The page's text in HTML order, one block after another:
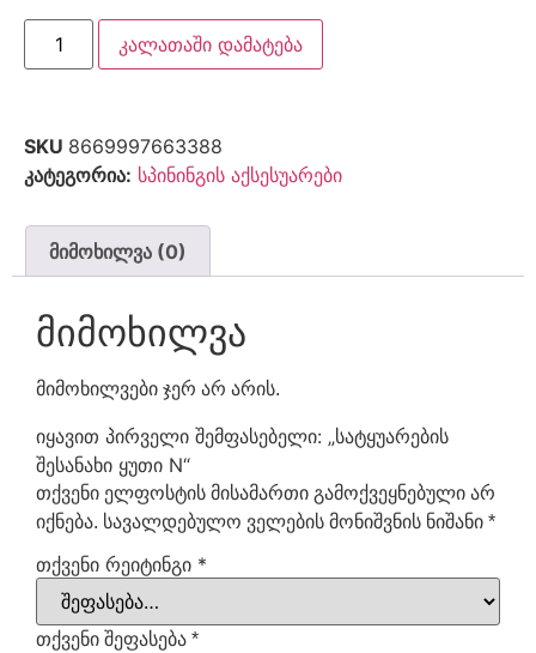
კალათაში დამატება
SKU 8669997663388
კატეგორია: სპინინგის აქსესუარები
მიმოხილვა (0)
მიმოხილვა
მიმოხილვები ჯერ არ არის.
იყავით პირველი შემფასებელი: „სატყუარების
შესანახი ყუთი N“
თქვენი ელფოსტის მისამართი გამოქვეყნებული არ
იქნება. სავალდებულო ველების მონიშვნის ნიშანი *
თქვენი რეიტინგი *
თქვენი შეფასება *